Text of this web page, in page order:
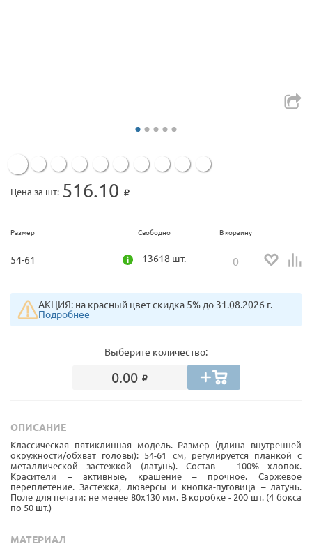
Цена за шт: 516.10
Размер Свободно В корзину
54-61 13618 шт.
АКЦИЯ: на красный цвет скидка 5% до 31.08.2026 г.
Подробнее
Выберите количество:
0.00
ОПИСАНИЕ
Классическая пятиклинная модель. Размер (длина внутренней
окружности/обхват головы): 54-61 см, регулируется планкой с
металлической застежкой (латунь). Состав – 100% хлопок.
Красители – активные, крашение – прочное. Саржевое
переплетение. Застежка, люверсы и кнопка-пуговица – латунь.
Поле для печати: не менее 80х130 мм. В коробке - 200 шт. (4 бокса
по 50 шт.)
МАТЕРИАЛ